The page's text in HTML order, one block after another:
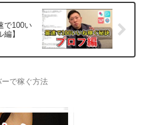
で100い
】
で稼ぐ方法